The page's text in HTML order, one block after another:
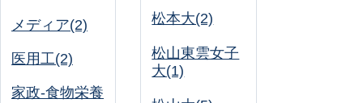
メディア(2)
医用工(2)
家政-食物栄養
松本大(2)
松山東雲女子
大(1)